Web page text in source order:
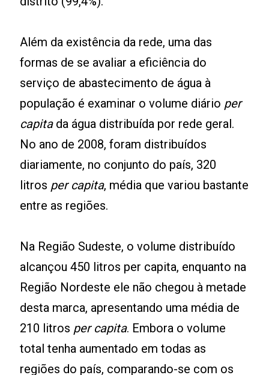
Além da existência da rede, uma das
formas de se avaliar a eficiência do
serviço de abastecimento de água à
população é examinar o volume diário per
capitada água distribuída por rede geral.
No ano de 2008, foram distribuídos
diariamente, no conjunto do país, 320
litros per capita, média que variou bastante
entre as regiões.
Na Região Sudeste, o volume distribuído
alcançou 450 litros per capita, enquanto na
Região Nordeste ele não chegou à metade
desta marca, apresentando uma média de
210 litros per capita. Embora o volume
total tenha aumentado em todas as
regiões do país, comparando-se com os